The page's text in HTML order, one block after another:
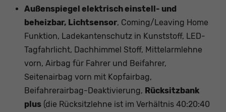
Außenspiegel elektrisch einstell- und
beheizbar, Lichtsensor, Coming/Leaving Home
Funktion, Ladekantenschutz in Kunststoff, LED-
Tagfahrlicht, Dachhimmel Stoff, Mittelarmlehne
vorn, Airbag für Fahrer und Beifahrer,
Seitenairbag vorn mit Kopfairbag,
Beifahrerairbag-Deaktivierung, Rücksitzbank
plus (die Rücksitzlehne ist im Verhältnis 40:20:40